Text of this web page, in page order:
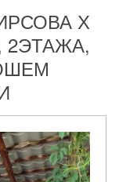
Х
2ЭТАЖА,